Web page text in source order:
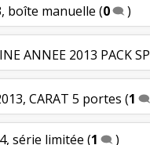
boîte manuelle (0 )
ANNEE 2013 PACK SP
CARAT 5 portes (1
série limitée (1 )